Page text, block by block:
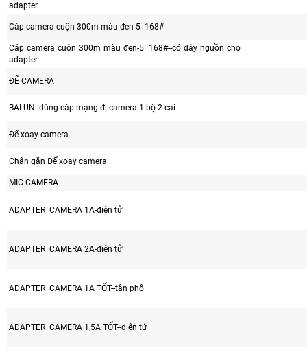
adapter
Cáp camera cuộn 300m màu đen-5 168#
Cáp camera cuộn 300m màu đen-5 168#--có dây nguồn cho
adapter
ĐẾ CAMERA
BALUN--dùng cáp mạng đi camera-1 bộ 2 cái
Đế xoay camera
Chân gắn Đế xoay camera
MIC CAMERA
ADAPTER CAMERA 1A-điện tử
ADAPTER CAMERA 2A-điện tử
ADAPTER CAMERA 1A TỐT--tân phô
ADAPTER CAMERA 1,5A TỐT--điện tử